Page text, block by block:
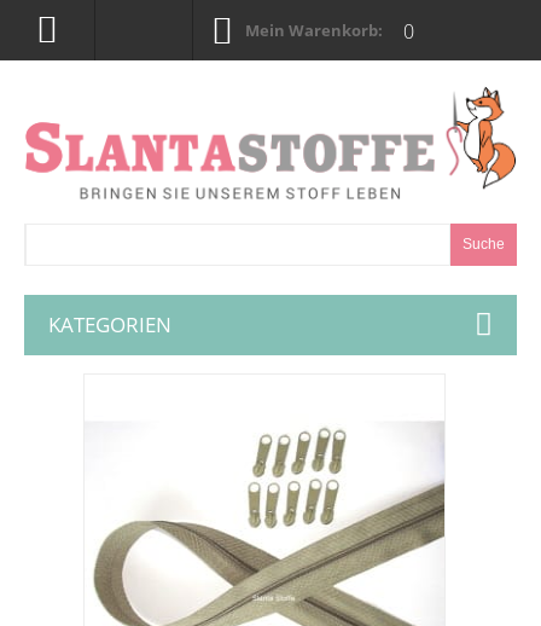
Mein Warenkorb: 0
Suche
KATEGORIEN